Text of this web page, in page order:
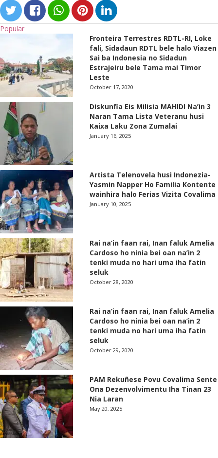
Popular
Fronteira Terrestres RDTL-RI, Loke
fali, Sidadaun RDTL bele halo Viazen
Sai ba Indonesia no Sidadun
Estrajeiru bele Tama mai Timor
Leste
October 17, 2020
Diskunfia Eis Milisia MAHIDI Na’in 3
Naran Tama Lista Veteranu husi
Kaixa Laku Zona Zumalai
January 16, 2025
Artista Telenovela husi Indonezia-
Yasmin Napper Ho Familia Kontente
wainhira halo Ferias Vizita Covalima
January 10, 2025
Rai na’in faan rai, Inan faluk Amelia
Cardoso ho ninia bei oan na’in 2
tenki muda no hari uma iha fatin
seluk
October 28, 2020
Rai na’in faan rai, Inan faluk Amelia
Cardoso ho ninia bei oan na’in 2
tenki muda no hari uma iha fatin
seluk
October 29, 2020
PAM Rekuñese Povu Covalima Sente
Ona Dezenvolvimentu Iha Tinan 23
Nia Laran
May 20, 2025